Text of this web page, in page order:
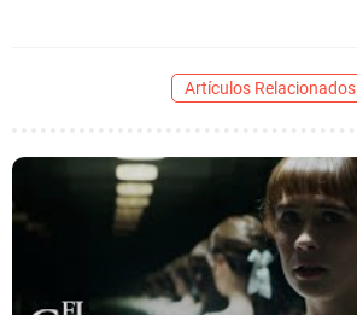
Artículos Relacionados